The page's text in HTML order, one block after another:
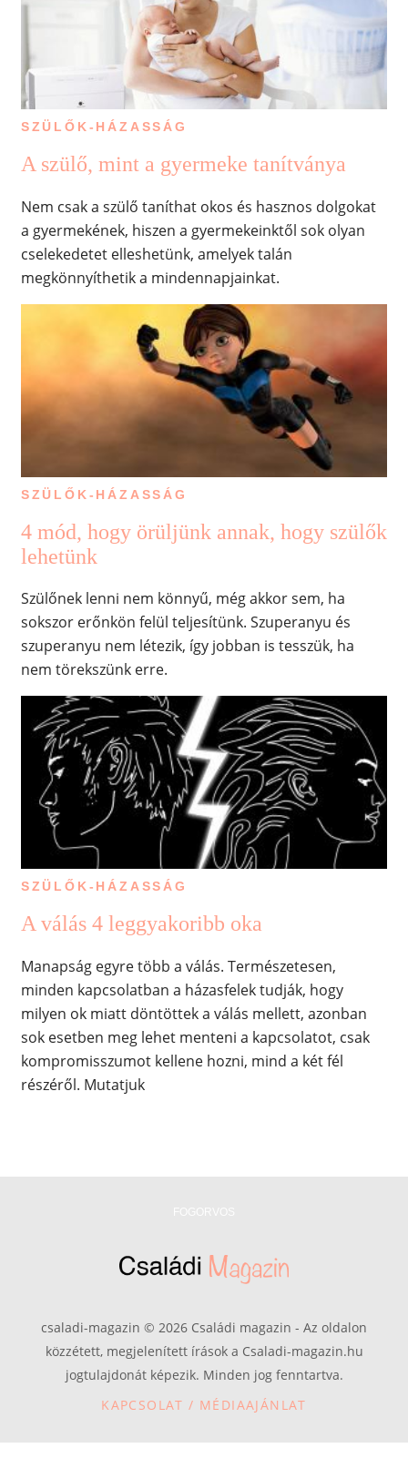
SZÜLŐK-HÁZASSÁG
A szülő, mint a gyermeke tanítványa
Nem csak a szülő taníthat okos és hasznos dolgokat
a gyermekének, hiszen a gyermekeinktől sok olyan
cselekedetet elleshetünk, amelyek talán
megkönnyíthetik a mindennapjainkat.
SZÜLŐK-HÁZASSÁG
4 mód, hogy örüljünk annak, hogy szülők
lehetünk
Szülőnek lenni nem könnyű, még akkor sem, ha
sokszor erőnkön felül teljesítünk. Szuperanyu és
szuperanyu nem létezik, így jobban is tesszük, ha
nem törekszünk erre.
SZÜLŐK-HÁZASSÁG
A válás 4 leggyakoribb oka
Manapság egyre több a válás. Természetesen,
minden kapcsolatban a házasfelek tudják, hogy
milyen ok miatt döntöttek a válás mellett, azonban
sok esetben meg lehet menteni a kapcsolatot, csak
kompromisszumot kellene hozni, mind a két fél
részéről. Mutatjuk
csaladi-magazin © 2026 Családi magazin - Az oldalon
közzétett, megjelenített írások a Csaladi-magazin.hu
jogtulajdonát képezik. Minden jog fenntartva.
KAPCSOLAT / MÉDIAAJÁNLAT